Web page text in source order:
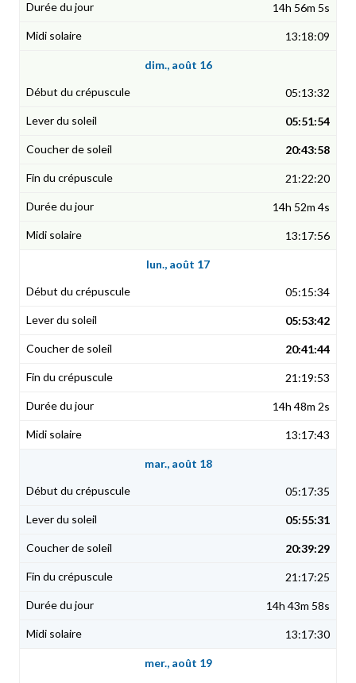
14h 56m 5s
13:18:09
dim., août 16
05:13:32
05:51:54
20:43:58
21:22:20
14h 52m 4s
13:17:56
lun., août 17
05:15:34
05:53:42
20:41:44
21:19:53
14h 48m 2s
13:17:43
mar., août 18
05:17:35
05:55:31
20:39:29
21:17:25
14h 43m 58s
13:17:30
mer., août 19